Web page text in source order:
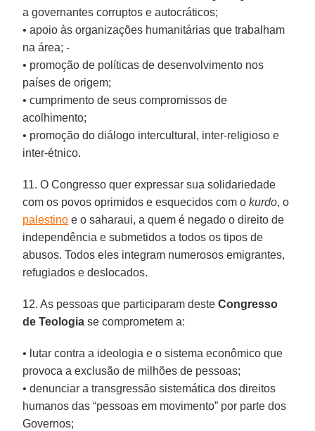
a governantes corruptos e autocráticos;
• apoio às organizações humanitárias que trabalham
na área; -
• promoção de políticas de desenvolvimento nos
países de origem;
• cumprimento de seus compromissos de
acolhimento;
• promoção do diálogo intercultural, inter-religioso e
inter-étnico.
11. O Congresso quer expressar sua solidariedade
com os povos oprimidos e esquecidos com okurdo, o
palestino e o saharaui, a quem é negado o direito de
independência e submetidos a todos os tipos de
abusos. Todos eles integram numerosos emigrantes,
refugiados e deslocados.
12. As pessoas que participaram desteCongresso
de Teologia se comprometem a:
• lutar contra a ideologia e o sistema econômico que
provoca a exclusão de milhões de pessoas;
• denunciar a transgressão sistemática dos direitos
humanos das “pessoas em movimento” por parte dos
Governos;